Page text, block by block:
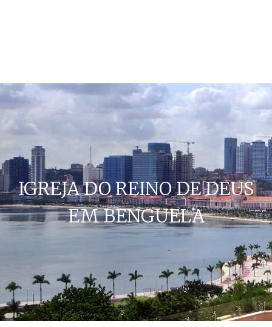
IGREJA DO REINO DE DEUS
EM BENGUELA